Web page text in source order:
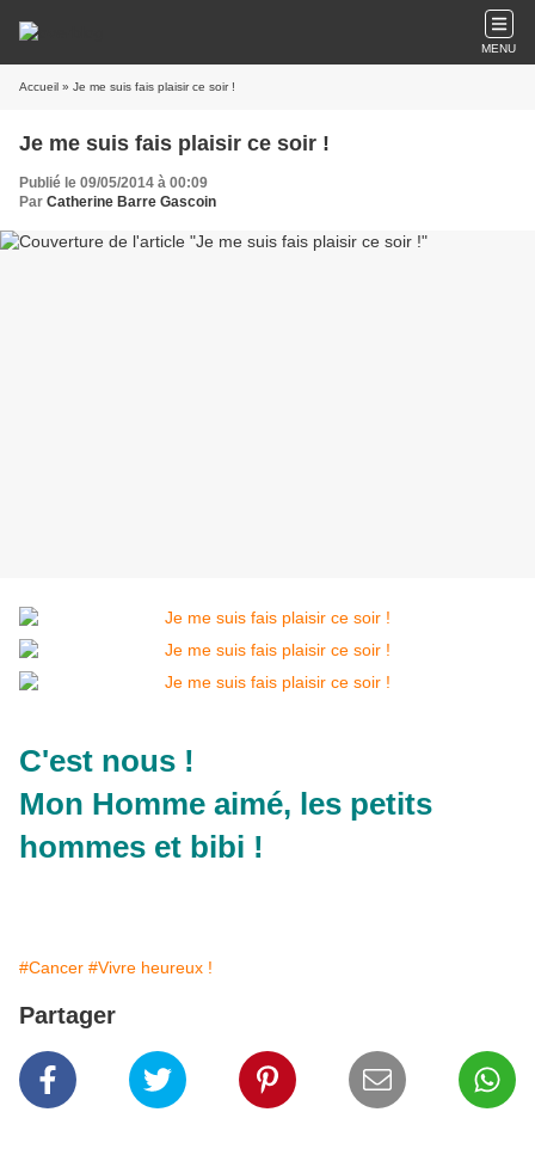
MENU
Accueil » Je me suis fais plaisir ce soir !
Je me suis fais plaisir ce soir !
Publié le 09/05/2014 à 00:09
Par Catherine Barre Gascoin
C'est nous !
Mon Homme aimé, les petits
hommes et bibi !
#Cancer #Vivre heureux !
Partager